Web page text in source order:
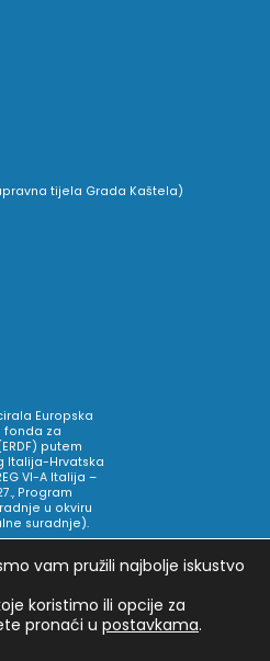
tijela Grada Kaštela)
Europska
fonda za
putem
Italija-Hrvatska
VI-A Italija –
Program
u okviru
suradnje).
Postavke privatnosti
vam pružili najbolje iskustvo
koristimo ili opcije za
pronaći u postavkama.